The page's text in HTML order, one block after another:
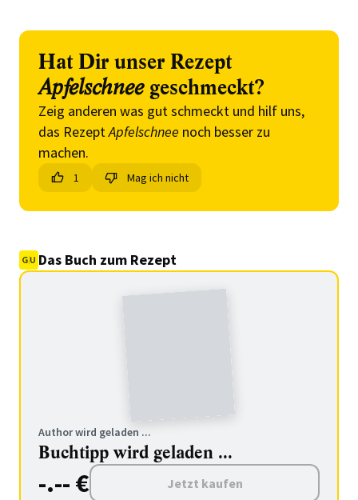
Hat Dir unser Rezept
Apfelschneegeschmeckt?
Zeig anderen was gut schmeckt und hilf uns,
das RezeptApfelschnee noch besser zu
machen.
1 Mag ich nicht
Das Buch zum Rezept
Author wird geladen ...
Buchtipp wird geladen ...
-.-- € Jetzt kaufen